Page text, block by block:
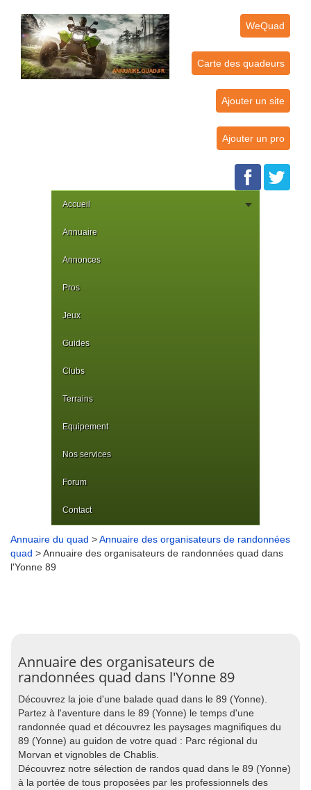
WeQuad
Carte des quadeurs
Ajouter un site
Ajouter un pro
Accueil
Annuaire
Annonces
Pros
Jeux
Guides
Clubs
Terrains
Equipement
Nos services
Forum
Contact
Annuaire du quad >Annuaire des organisateurs de randonnées
quad > Annuaire des organisateurs de randonnées quad dans
l'Yonne 89
Annuaire des organisateurs de
randonnées quad dans l'Yonne 89
Découvrez la joie d'une balade quad dans le 89 (Yonne).
Partez à l'aventure dans le 89 (Yonne) le temps d'une
randonnée quad et découvrez les paysages magnifiques du
89 (Yonne) au guidon de votre quad : Parc régional du
Morvan et vignobles de Chablis.
Découvrez notre sélection de randos quad dans le 89 (Yonne)
à la portée de tous proposées par les professionnels des